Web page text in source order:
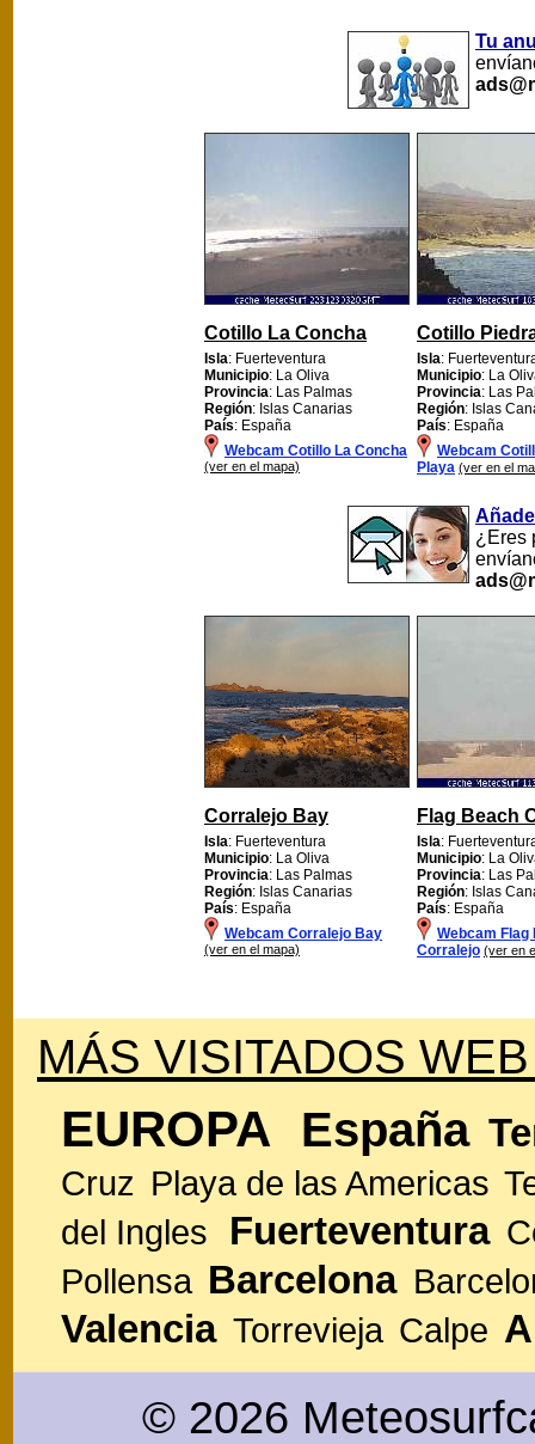
Tu
Cotillo La Concha
Isla: Fuerteventura
Municipio: La Oliva
Provincia: Las Palmas
Región: Islas Canarias
País: España
Webcam Cotillo La Concha
(ver en el mapa)
Cotillo
Isla:
Municipio: La
Provincia: Las
Región: Islas
País: España
Webcam
Playa (ver en el
¿Eres
Corralejo Bay
Isla: Fuerteventura
Municipio: La Oliva
Provincia: Las Palmas
Región: Islas Canarias
País: España
Webcam Corralejo Bay
(ver en el mapa)
Flag Beach
Isla:
Municipio: La
Provincia: Las
Región: Islas
País: España
Webcam Flag
Corralejo (ver en
MÁS VISITADOS
EUROPA España
Cruz Playa de las Americas
del Ingles
Fuerteventura
Pollensa Barcelona
Valencia Torrevieja Calpe
© 2026